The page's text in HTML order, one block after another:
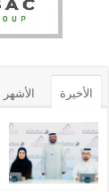
الأخيرة الأشهر